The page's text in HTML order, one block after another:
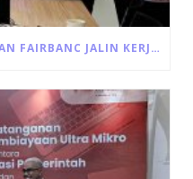
BAHANA ARTHA VENTURA DAN FAIRBANC JALIN KERJA SAMA PINJAMAN MODAL USAHA PRODUKTIF